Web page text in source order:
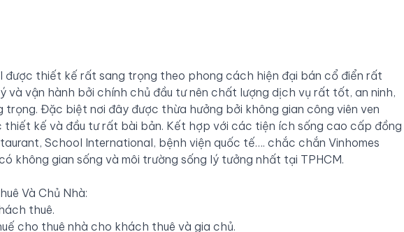
được thiết kế rất sang trọng theo phong cách hiện đại bán cổ điển rất
và vận hành bởi chính chủ đầu tư nên chất lượng dịch vụ rất tốt, an ninh,
trọng. Đặc biệt nơi đây được thừa hưởng bởi không gian công viên ven
thiết kế và đầu tư rất bài bản. Kết hợp với các tiện ích sống cao cấp đồng
School International, bệnh viện quốc tế…. chắc chắn Vinhomes
không gian sống và môi trường sống lý tưởng nhất tại TPHCM.
Và Chủ Nhà:
thuê.
cho thuê nhà cho khách thuê và gia chủ.